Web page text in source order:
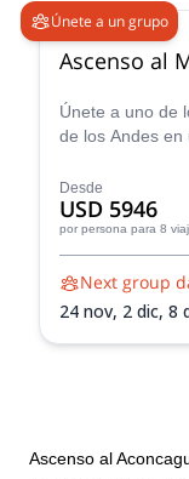
Únete a un grupo
Ascenso al
Únete a uno de
de los Andes
¡el pico más alto
Desde
USD 5946
por persona para 8
Next group
24 nov, 2 dic, 8
Ascenso al